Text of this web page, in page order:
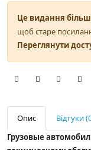
Це видання
щоб старе
Переглянути
Опис
Відгуки
Грузовые